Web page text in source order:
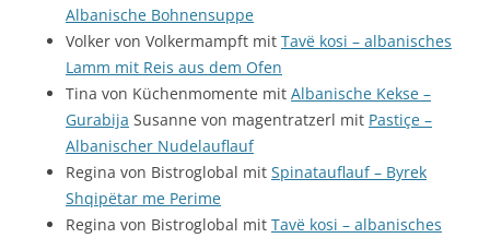
Albanische Bohnensuppe
Volker von Volkermampft mit Tavë kosi – albanisches
Lamm mit Reis aus dem Ofen
Tina von Küchenmomente mit Albanische Kekse –
Gurabija Susanne von magentratzerl mit Pastiçe –
Albanischer Nudelauflauf
Regina von Bistroglobal mit Spinatauflauf – Byrek
Shqipëtar me Perime
Regina von Bistroglobal mit Tavë kosi – albanisches